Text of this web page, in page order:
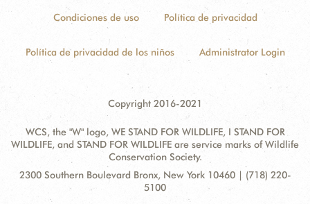
Condiciones de uso Política de privacidad
Política de privacidad de los niños Administrator Login
Copyright 2016-2021
WCS, the "W" logo, WE STAND FOR WILDLIFE, I STAND FOR
WILDLIFE, and STAND FOR WILDLIFE are service marks of Wildlife
Conservation Society.
Contact
Address:
2300 Southern Boulevard Bronx, New York 10460 | (718) 220-
5100